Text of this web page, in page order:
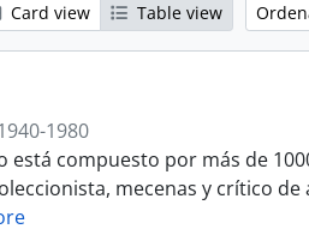
Card view Table view
1980
está compuesto por más de
mecenas y crítico